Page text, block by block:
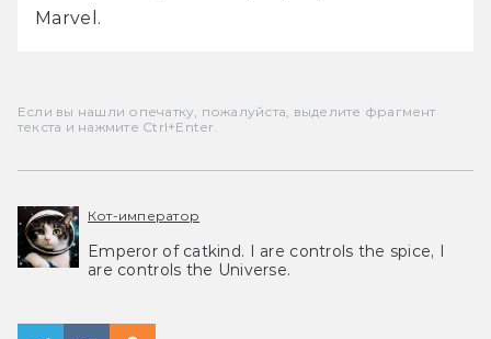
Marvel.
Если вы нашли опечатку, пожалуйста, выделите фрагмент
текста и нажмите Ctrl+Enter.
Кот-император
Emperor of catkind. I are controls the spice, I
are controls the Universe.